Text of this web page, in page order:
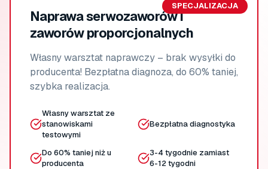
SPECJALIZACJA
Naprawa serwozaworów i
zaworów proporcjonalnych
Własny warsztat naprawczy – brak wysyłki do
producenta! Bezpłatna diagnoza, do 60% taniej,
szybka realizacja.
Własny warsztat ze
stanowiskami
testowymi
Bezpłatna diagnostyka
Do 60% taniej niż u
producenta
3-4 tygodnie zamiast
6-12 tygodni